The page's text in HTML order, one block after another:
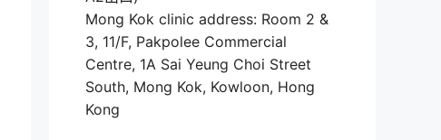
Mong Kok clinic address: Room 2 &
3, 11/F, Pakpolee Commercial
Centre, 1A Sai Yeung Choi Street
South, Mong Kok, Kowloon, Hong
Kong